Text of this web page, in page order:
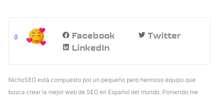
0 Facebook
Twitter
LinkedIn
NichoSEO está compuesto por un pequeño pero hermoso equipo que
busca crear la mejor web de SEO en Español del mundo. Poniendo me